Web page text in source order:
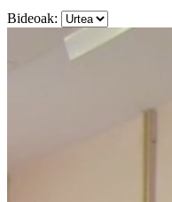
Bideoak: